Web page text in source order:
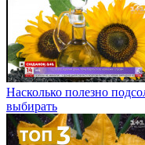
Насколько полезно
выбирать